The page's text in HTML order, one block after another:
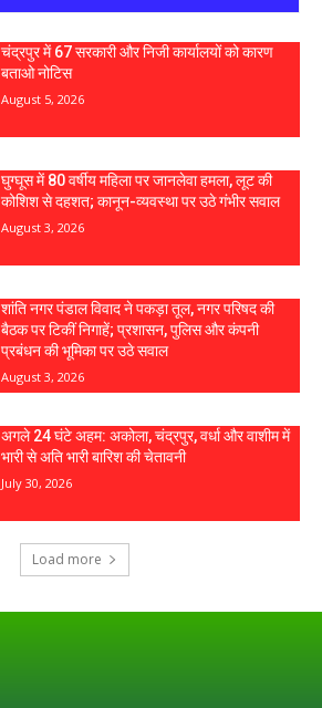
चंद्रपुर में 67 सरकारी और निजी कार्यालयों को कारण
बताओ नोटिस
August 5, 2026
घुग्घूस में 80 वर्षीय महिला पर जानलेवा हमला, लूट की
कोशिश से दहशत; कानून-व्यवस्था पर उठे गंभीर सवाल
August 3, 2026
शांति नगर पंडाल विवाद ने पकड़ा तूल, नगर परिषद की
बैठक पर टिकीं निगाहें; प्रशासन, पुलिस और कंपनी
प्रबंधन की भूमिका पर उठे सवाल
August 3, 2026
अगले 24 घंटे अहम: अकोला, चंद्रपुर, वर्धा और वाशीम में
भारी से अति भारी बारिश की चेतावनी
July 30, 2026
Load more